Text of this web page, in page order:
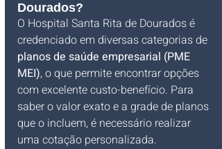
Dourados?
O Hospital Santa Rita de Dourados é
credenciado em diversas categorias de
planos de saúde empresarial (PME
MEI), o que permite encontrar opções
com excelente custo-benefício. Para
saber o valor exato e a grade de planos
que o incluem, é necessário realizar
uma cotação personalizada.